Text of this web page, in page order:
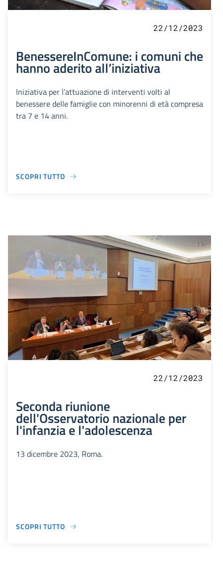
22/12/2023
BenessereInComune: i comuni che
hanno aderito all’iniziativa
Iniziativa per l’attuazione di interventi volti al
benessere delle famiglie con minorenni di età compresa
tra 7 e 14 anni.
SCOPRI TUTTO
22/12/2023
Seconda riunione
dell'Osservatorio nazionale per
l'infanzia e l'adolescenza
13 dicembre 2023, Roma.
SCOPRI TUTTO